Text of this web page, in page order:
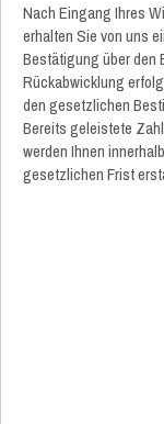
Nach Eingang Ihres
erhalten Sie von uns
Bestätigung über den
Rückabwicklung
den gesetzlichen
Bereits geleistete
werden Ihnen
gesetzlichen Frist